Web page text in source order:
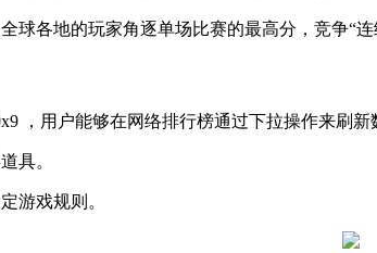
球各地的玩家角逐单场比赛的最高分，竞争“
，用户能够在网络排行榜通过下拉操作来刷新
具。
游戏规则。